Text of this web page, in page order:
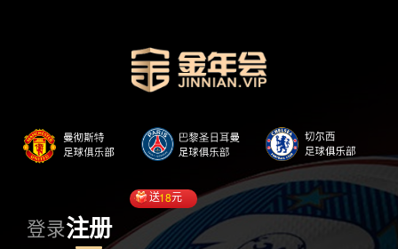
登录注册
送18元